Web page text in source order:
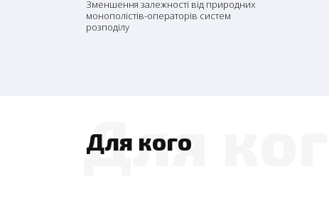
Зменшення залежності від природних
монополістів-операторів систем
розподілу
Для кого
Для кого